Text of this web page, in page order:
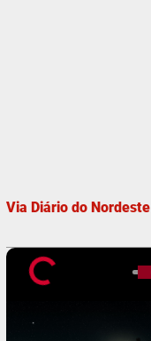
Via Diário do Nordeste